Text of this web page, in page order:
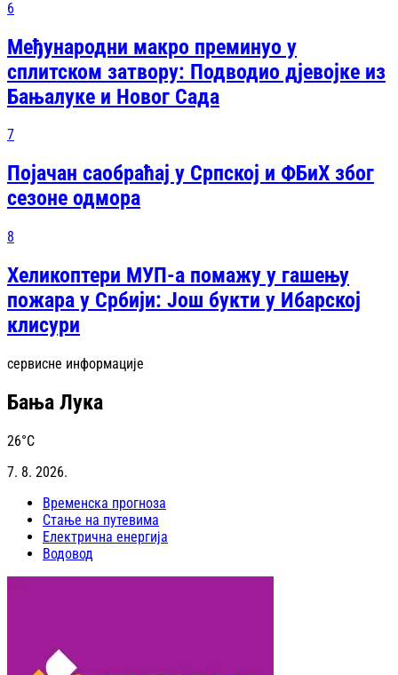
6
Међународни макро преминуо у
сплитском затвору: Подводио дјевојке из
Бањалуке и Новог Сада
7
Појачан саобраћај у Српској и ФБиХ због
сезоне одмора
8
Хеликоптери МУП-а помажу у гашењу
пожара у Србији: Још букти у Ибарској
клисури
сервисне информације
Бања Лука
26°C
7. 8. 2026.
Временска прогноза
Стање на путевима
Електрична енергија
Водовод